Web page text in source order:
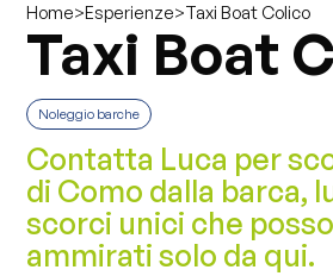
Home>Esperienze>Taxi Boat Colico
Taxi Boat
Noleggio barche
Contatta Luca per
di Como dalla barca,
scorci unici che
ammirati solo da qui.